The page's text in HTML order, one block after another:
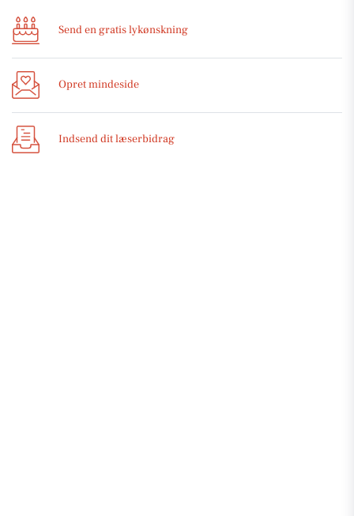
Send en gratis lykønskning
Opret mindeside
Indsend dit læserbidrag